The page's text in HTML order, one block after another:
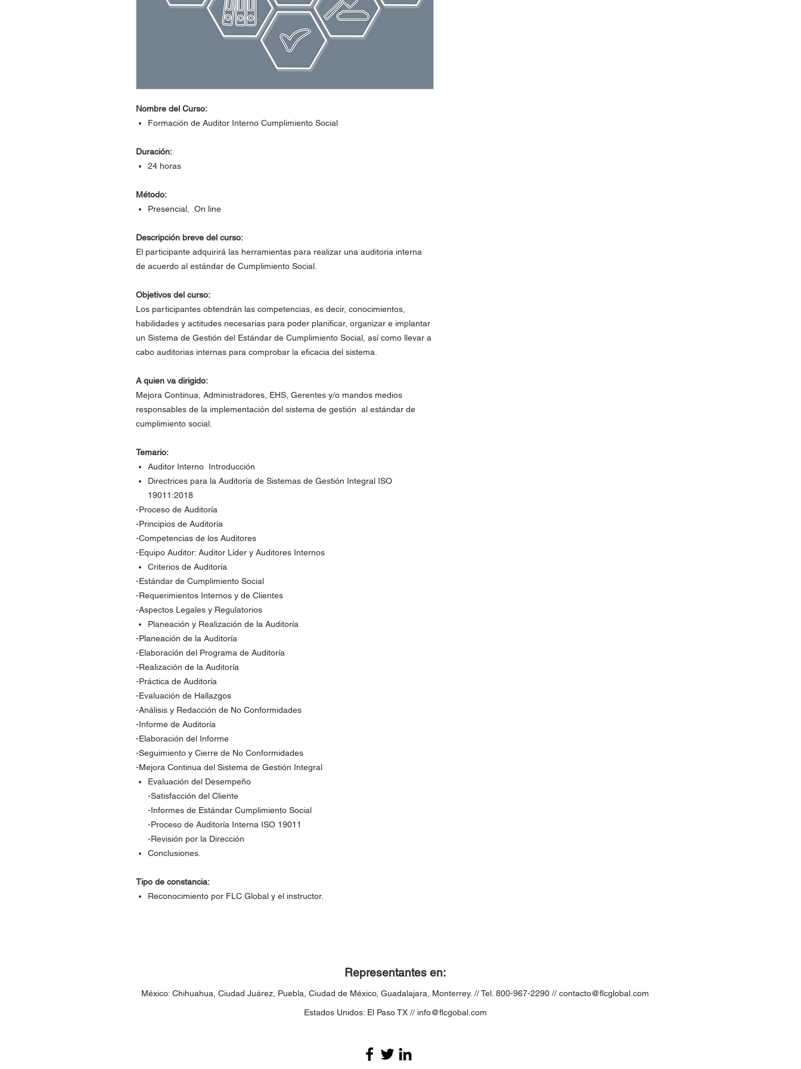
Nombre del Curso:
Formación de Auditor Interno Cumplimiento Social
Duración:
24 horas
Método:
Presencial, On line
Descripción breve del curso:
El participante adquirirá las herramientas para realizar una auditoria interna
de acuerdo al estándar de Cumplimiento Social.
Objetivos del curso:
Los participantes obtendrán las competencias, es decir, conocimientos,
habilidades y actitudes necesarias para poder planificar, organizar e implantar
un Sistema de Gestión del Estándar de Cumplimiento Social, así como llevar a
cabo auditorias internas para comprobar la eficacia del sistema.
A quien va dirigido:
Mejora Continua, Administradores, EHS, Gerentes y/o mandos medios
responsables de la implementación del sistema de gestión al estándar de
cumplimiento social.
Temario:
Auditor Interno Introducción
Directrices para la Auditoría de Sistemas de Gestión Integral ISO
19011:2018
-Proceso de Auditoría
-Principios de Auditoría
-Competencias de los Auditores
-Equipo Auditor: Auditor Líder y Auditores Internos
Criterios de Auditoría
-Estándar de Cumplimiento Social
-Requerimientos Internos y de Clientes
-Aspectos Legales y Regulatorios
Planeación y Realización de la Auditoría
-Planeación de la Auditoría
-Elaboración del Programa de Auditoría
-Realización de la Auditoría
-Práctica de Auditoría
-Evaluación de Hallazgos
-Análisis y Redacción de No Conformidades
-Informe de Auditoría
-Elaboración del Informe
-Seguimiento y Cierre de No Conformidades
-Mejora Continua del Sistema de Gestión Integral
Evaluación del Desempeño
-Satisfacción del Cliente
-Informes de Estándar Cumplimiento Social
-Proceso de Auditoría Interna ISO 19011
-Revisión por la Dirección
Conclusiones.
Tipo de constancia:
Reconocimiento por FLC Global y el instructor.
Representantes en:
México: Chihuahua, Ciudad Juárez, Puebla, Ciudad de México, Guadalajara, Monterrey. // Tel. 800-967-2290 // contacto@flcglobal.com
Estados Unidos: El Paso TX // info@flcgobal.com